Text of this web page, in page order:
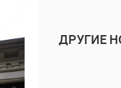
ДРУГИЕ